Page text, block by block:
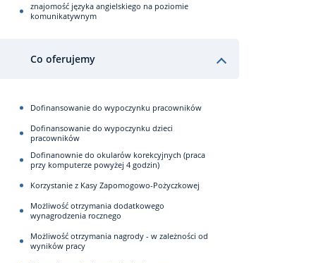
znajomość języka angielskiego na poziomie
komunikatywnym
Co oferujemy
Dofinansowanie do wypoczynku pracowników
Dofinansowanie do wypoczynku dzieci
pracowników
Dofinanownie do okularów korekcyjnych (praca
przy komputerze powyżej 4 godzin)
Korzystanie z Kasy Zapomogowo-Pożyczkowej
Możliwość otrzymania dodatkowego
wynagrodzenia rocznego
Możliwość otrzymania nagrody - w zależności od
wyników pracy